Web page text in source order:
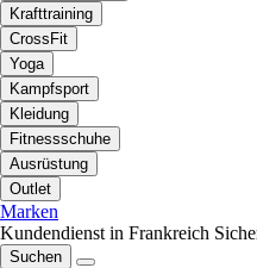
Krafttraining
CrossFit
Yoga
Kampfsport
Kleidung
Fitnessschuhe
Ausrüstung
Outlet
Marken
Kundendienst in Frankreich
Suchen